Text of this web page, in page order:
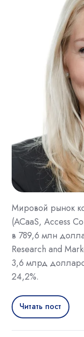
Мировой рынок
(ACaaS, Access
в 789,6 млн
Research and
3,6 млрд
24,2%.
Читать пост